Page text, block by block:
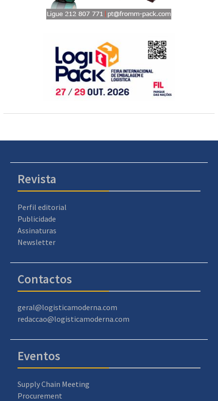
Revista
Perfil editorial
Publicidade
Assinaturas
Newsletter
Contactos
geral@logisticamoderna.com
redaccao@logisticamoderna.com
Eventos
Supply Chain Meeting
Procurement